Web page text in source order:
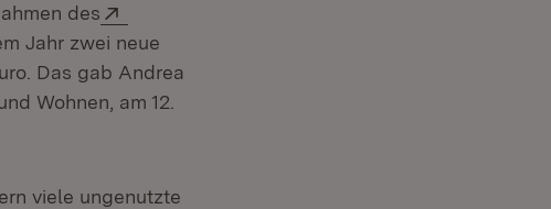
des
neuem Fenster)
Jahr zwei neue
Das gab Andrea
Wohnen, am 12.
viele ungenutzte